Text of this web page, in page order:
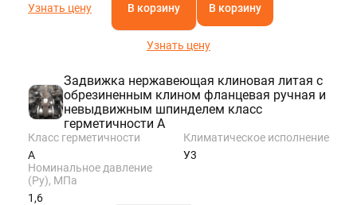
Узнать цену В корзину В корзину
Узнать цену
Задвижка нержавеющая клиновая литая с
обрезиненным клином фланцевая ручная и
невыдвижным шпинделем класс
герметичности A
Класс герметичности
A
Климатическое исполнение
У3
Номинальное давление
(Ру), МПа
1,6